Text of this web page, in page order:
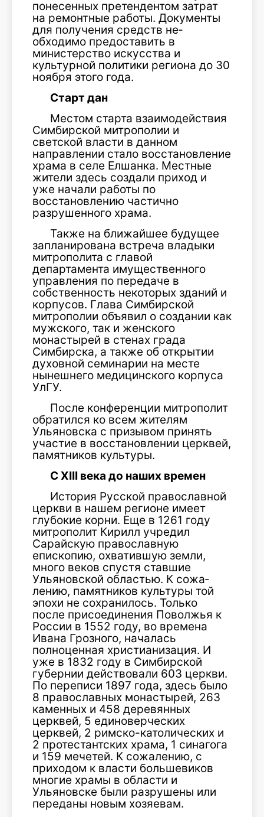
понесенных пре­тендентом затрат
на ремонтные работы. Документы
для получения средств не­
обходимо предоставить в
министерство искусства и
культурной политики региона до 30
ноября этого года.
Старт дан
Местом старта взаимодействия
Сим­бирской митрополии и
светской власти в данном
направлении стало восстанов­ление
храма в селе Елшанка. Местные
жители здесь создали приход и
уже на­чали работы по
восстановлению частично
разрушенного храма.
Также на ближайшее будущее
запла­нирована встреча владыки
митрополита с главой
департамента имущественного
управления по передаче в
собственность некоторых зданий и
корпусов. Глава Сим­бирской
митрополии объявил о создании как
мужского, так и женского
монастырей в стенах града
Симбирска, а также об открытии
духовной семинарии на месте
нынешнего медицинского корпуса
УлГУ.
После конференции митрополит
обра­тился ко всем жителям
Ульяновска с при­зывом принять
участие в восстановлении церквей,
памятников культуры.
С XIII века до наших времен
История Русской православной
церкви в нашем регионе имеет
глубокие корни. Еще в 1261 году
митрополит Кирилл учредил
Сарайскую православную
епископию, охватившую зем­ли,
много веков спустя ставшие
Ульяновской областью. К сожа­
лению, памятников культуры той
эпохи не сохранилось. Только
после присоеди­нения Поволжья к
России в 1552 году, во времена
Ивана Грозного, началась
полноценная христианиза­ция. И
уже в 1832 году в Симбирской
губернии действовали 603 церкви.
По переписи 1897 года, здесь было
8 православных монастырей, 263
каменных и 458 деревян­ных
церквей, 5 единоверческих
церквей, 2 римско-католических и
2 протестантских храма, 1 синагога
и 159 мечетей. К сожа­лению, с
приходом к власти большевиков
многие храмы в области и
Ульяновске были разрушены или
переданы новым хозяевам.